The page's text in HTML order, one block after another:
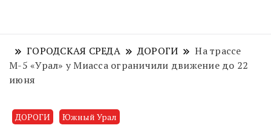
область
недвижимости
ГОРОДСКАЯ СРЕДА ДОРОГИ
На трассе
М-5 «Урал» у Миасса ограничили движение до 22
июня
ДОРОГИ Южный Урал